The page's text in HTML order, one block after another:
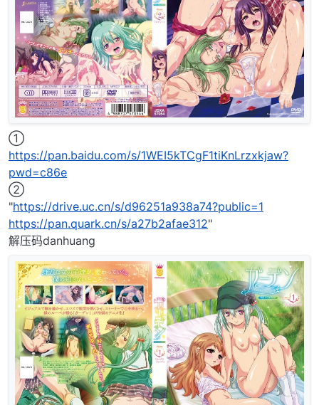
①
https://pan.baidu.com/s/1WEI5kTCgF1tiKnLrzxkjaw?
pwd=c86e
②
"https://drive.uc.cn/s/d96251a938a74?public=1
https://pan.quark.cn/s/a27b2afae312"
解压码danhuang